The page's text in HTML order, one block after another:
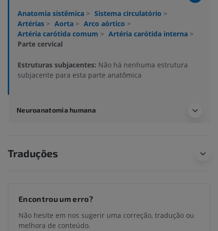
Anatomia sistêmica > Sistema circulatório >
Artérias > Aorta > Arco aórtico >
Artéria carótida comum > Artéria carótida interna >
Parte cervical
Estruturas subjacentes: Não há nenhuma estrutura
subjacente para esta parte anatômica
Neuroanatomia humana
Traduções
Encontrou um erro?
Não hesite em nos sugerir uma correção, tradução ou
melhora de conteúdo.